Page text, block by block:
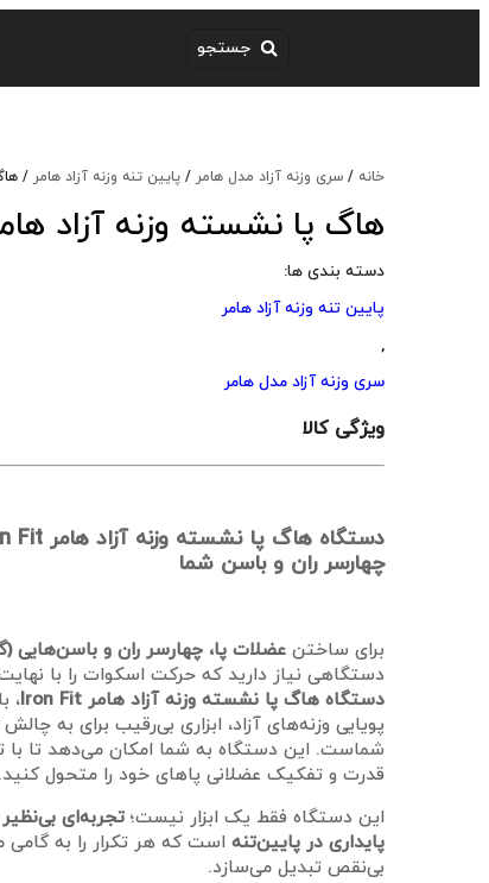
خانه / سری وزنه آزاد مدل هامر / پایین تنه وزنه آزاد هامر /
هاگ پا نشسته وزنه آزاد
دسته بندی ها:
پایین تنه وزنه آزاد هامر
,
سری وزنه آزاد مدل هامر
ویژگی کالا
چهارسر ران و باسن شما
برای ساختن عضلات پا، چهارسر ران و باسن‌هایی
دستگاهی نیاز دارید که حرکت اسکوات را با
دستگاه هاگ پا نشسته وزنه آزاد هامر Iron Fit
،
پویایی وزنه‌های آزاد، ابزاری بی‌رقیب برای به
شماست. این دستگاه به شما امکان می‌دهد تا با
قدرت و تفکیک عضلانی پاهای خود را متحول کنید.
این دستگاه فقط یک ابزار نیست؛ تجربه‌ای
پایداری در پایین‌تنه است که هر تکرار را به
بی‌نقص تبدیل می‌سازد.